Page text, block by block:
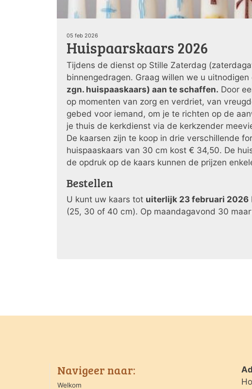
05 feb 2026
Huispaarskaars 2026
Tijdens de dienst op Stille Zaterdag
binnengedragen. Graag willen we u
zgn. huispaaskaars) aan te schaffen. Door
op momenten van zorg en verdriet, van
gebed voor iemand, om je te richten op de
je thuis de kerkdienst via de kerkzender
De kaarsen zijn te koop in drie verschillende
huispaaskaars van 30 cm kost € 34,50. De
de opdruk op de kaars kunnen de prijzen
Bestellen
U kunt uw kaars tot uiterlijk 23 februari 2026
(25, 30 of 40 cm). Op maandagavond 30
Navigeer naar:
Welkom